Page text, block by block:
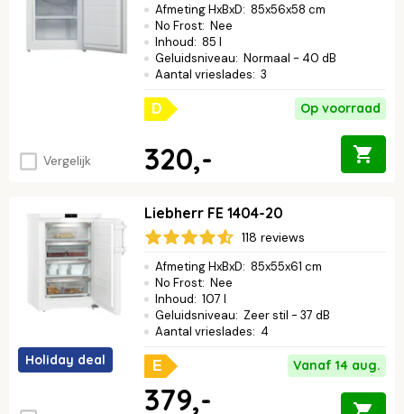
Vergelijk
Afmeting HxBxD: 85x56x58 cm
No Frost: Nee
Inhoud: 85 l
Geluidsniveau: Normaal - 40 dB
Aantal vrieslades: 3
D Op voorraad
320,-
Holiday deal
Liebherr FE 1404-20
118 reviews
Afmeting HxBxD: 85x55x61 cm
No Frost: Nee
Inhoud: 107 l
Geluidsniveau: Zeer stil - 37 dB
Aantal vrieslades: 4
E Vanaf 14 aug.
379,-